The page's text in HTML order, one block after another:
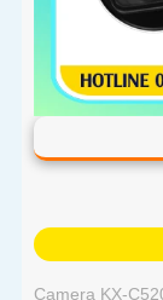
Camera KX-